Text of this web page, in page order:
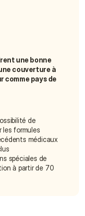
une bonne
couverture à
comme pays de
de
les formules
médicaux
spéciales de
à partir de 70